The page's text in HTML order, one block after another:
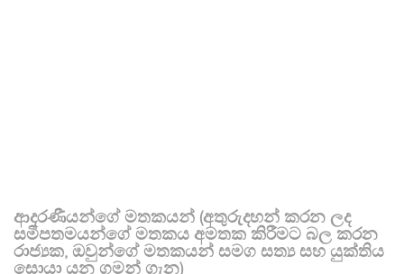
ආදරණීයන්ගේ මතකයන් (අතුරුදහන් කරන ලද
සමීපතමයන්ගේ මතකය අමතක කිරීමට බල කරන
රාජ්‍යක, ඔවුන්ගේ මතකයන් සමග සත්‍ය සහ යුක්තිය
සොයා යන ගමන් ගැන)